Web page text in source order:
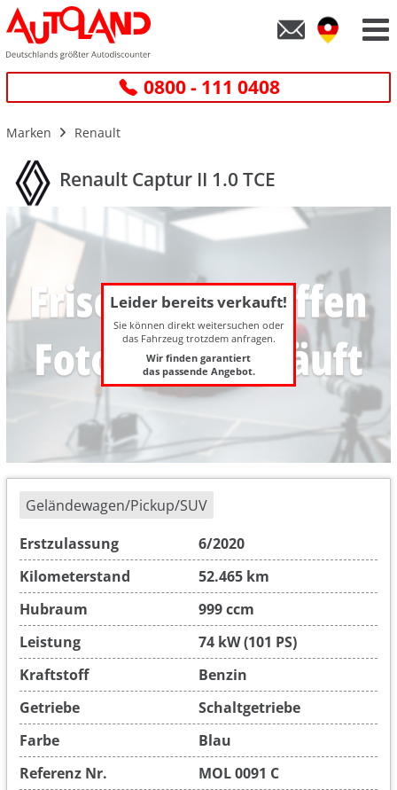
0800 - 111 0408
Marken Renault
Renault Captur II 1.0 TCE
Leider bereits verkauft!
Sie können direkt weitersuchen oder
das Fahrzeug trotzdem anfragen.
Wir finden garantiert
das passende Angebot.
Geländewagen/Pickup/SUV
Erstzulassung
6/2020
Kilometerstand
52.465 km
Hubraum
999 ccm
Leistung
74 kW (101 PS)
Kraftstoff
Benzin
Getriebe
Schaltgetriebe
Farbe
Blau
Referenz Nr.
MOL 0091 C